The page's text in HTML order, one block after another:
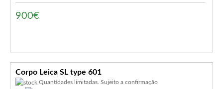
900€
Corpo Leica SL type 601
Quantidades limitadas. Sujeito a confirmação